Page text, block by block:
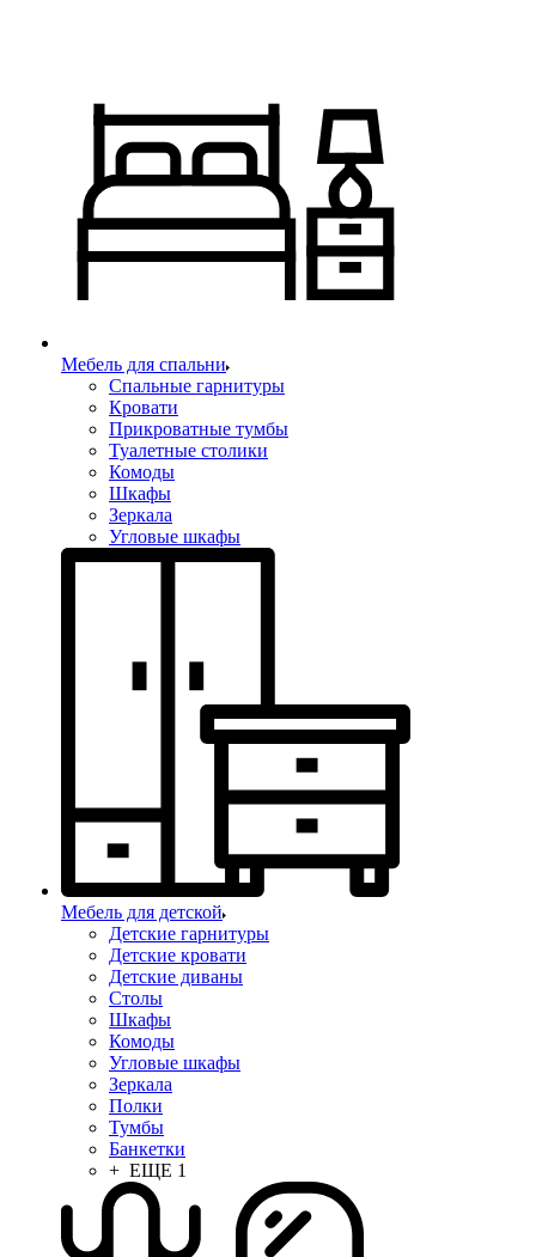
Мебель для спальни
Спальные гарнитуры
Кровати
Прикроватные тумбы
Туалетные столики
Комоды
Шкафы
Зеркала
Угловые шкафы
Мебель для детской
Детские гарнитуры
Детские кровати
Детские диваны
Столы
Шкафы
Комоды
Угловые шкафы
Зеркала
Полки
Тумбы
Банкетки
+ ЕЩЕ 1